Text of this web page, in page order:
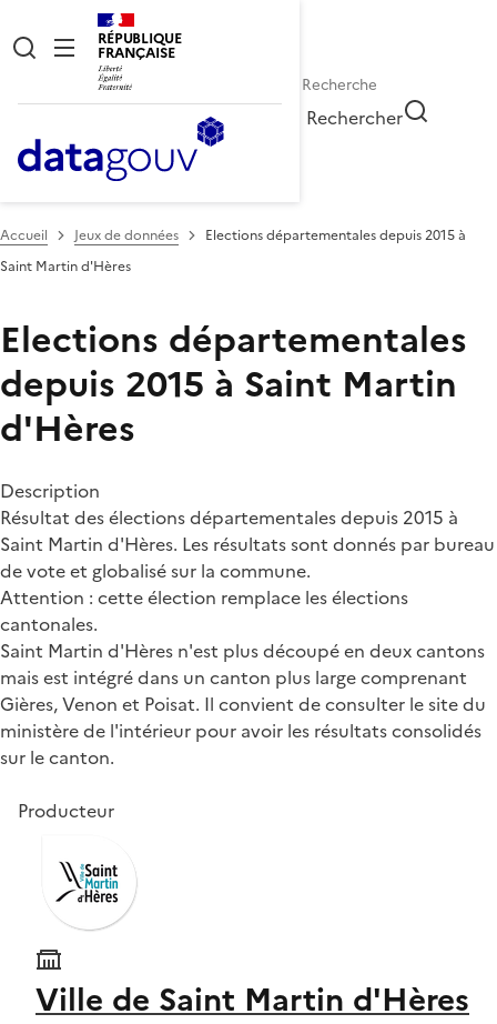
RÉPUBLIQUE
FRANÇAISE
Rechercher
Accueil Jeux de données
Elections départementales depuis 2015 à
Saint Martin d'Hères
Elections départementales
depuis 2015 à Saint Martin
d'Hères
Description
Résultat des élections départementales depuis 2015 à
Saint Martin d'Hères. Les résultats sont donnés par bureau
de vote et globalisé sur la commune.
Attention : cette élection remplace les élections
cantonales.
Saint Martin d'Hères n'est plus découpé en deux cantons
mais est intégré dans un canton plus large comprenant
Gières, Venon et Poisat. Il convient de consulter le site du
ministère de l'intérieur pour avoir les résultats consolidés
sur le canton.
Producteur
Ville de Saint Martin d'Hères